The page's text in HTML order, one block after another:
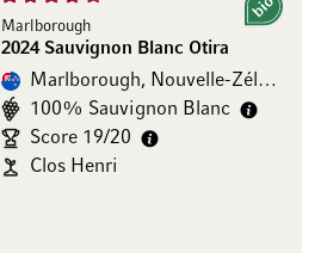
Marlborough
2024 Sauvignon Blanc Otira
Bio
Marlborough, Nouvelle-Zélande
100% Sauvignon Blanc
Score 19/20
Clos Henri